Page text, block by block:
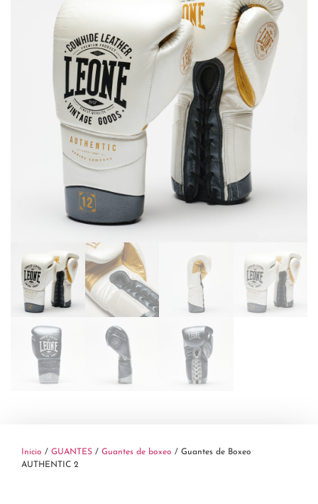
Inicio / GUANTES / Guantes de boxeo / Guantes de Boxeo
AUTHENTIC 2